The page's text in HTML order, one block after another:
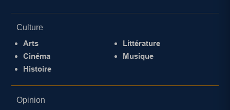
Culture
Arts
Cinéma
Histoire
Littérature
Musique
Opinion